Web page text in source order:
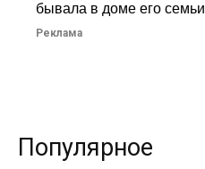
бывала в доме его семьи
Реклама
Популярное